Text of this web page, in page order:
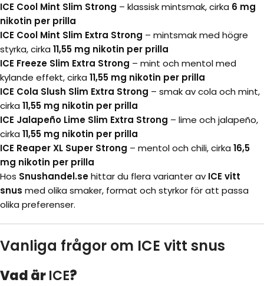
ICE Cool Mint Slim Strong – klassisk mintsmak, cirka 6 mg
nikotin per prilla
ICE Cool Mint Slim Extra Strong – mintsmak med högre
styrka, cirka 11,55 mg nikotin per prilla
ICE Freeze Slim Extra Strong – mint och mentol med
kylande effekt, cirka 11,55 mg nikotin per prilla
ICE Cola Slush Slim Extra Strong – smak av cola och mint,
cirka 11,55 mg nikotin per prilla
ICE Jalapeño Lime Slim Extra Strong – lime och jalapeño,
cirka 11,55 mg nikotin per prilla
ICE Reaper XL Super Strong – mentol och chili, cirka 16,5
mg nikotin per prilla
Hos Snushandel.sehittar du flera varianter av ICE vitt
snus med olika smaker, format och styrkor för att passa
olika preferenser.
Vanliga frågor om ICE vitt snus
Vad ärICE?